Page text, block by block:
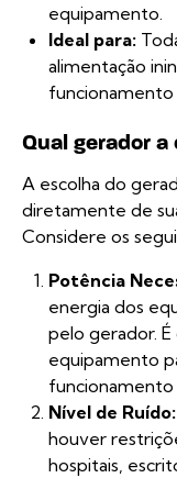
equipamento.
Ideal para:
alimentação
funcionamento
Qual gerador
A escolha do
diretamente de
Considere os
Potência
energia dos
pelo gerador. É
equipamento
funcionamento
Nível de Ruído:
houver
hospitais,